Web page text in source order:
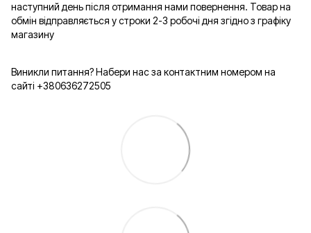
наступний день після отримання нами повернення. Товар на
обмін відправляється у строки 2-3 робочі дня згідно з графіку
магазину
Виникли питання? Набери нас за контактним номером на
сайті +380636272505